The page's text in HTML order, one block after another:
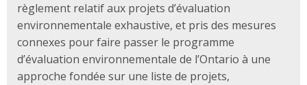
règlement relatif aux projets d’évaluation
environnementale exhaustive, et pris des mesures
connexes pour faire passer le programme
d’évaluation environnementale de l’Ontario à une
approche fondée sur une liste de projets,